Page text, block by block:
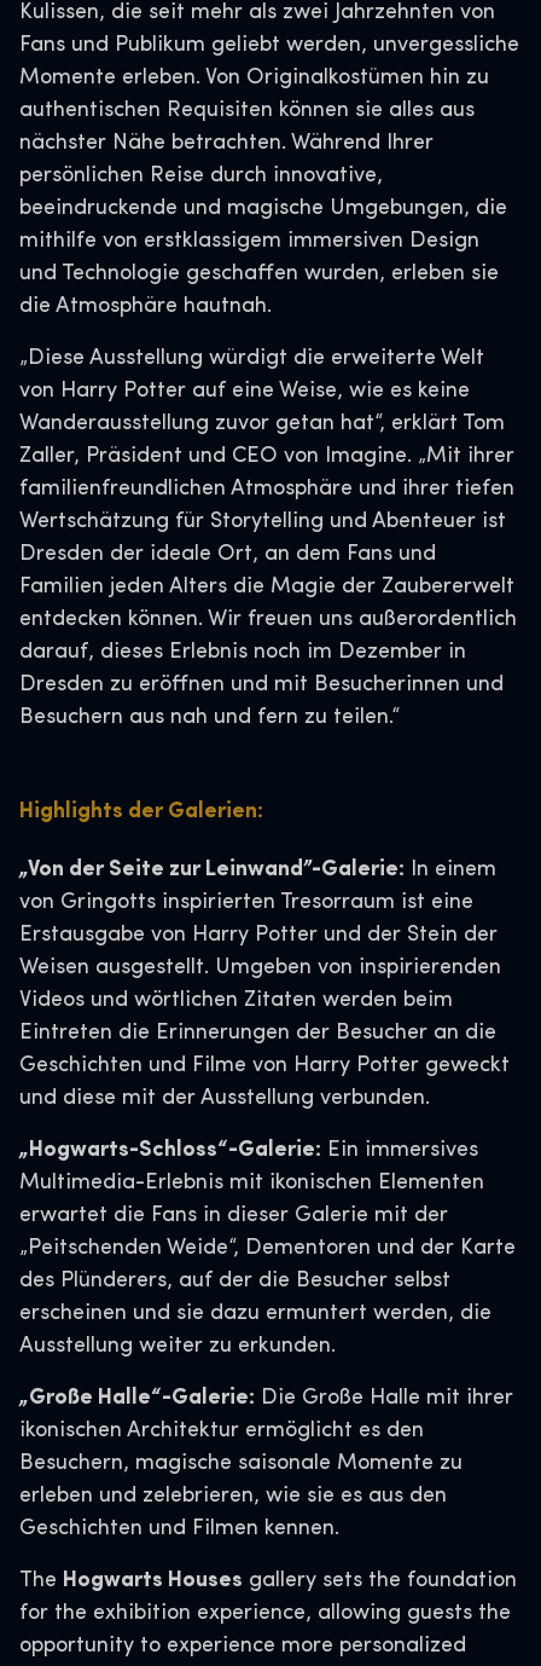
Kulissen, die seit mehr als zwei Jahrzehnten von
Fans und Publikum geliebt werden, unvergessliche
Momente erleben. Von Originalkostümen hin zu
authentischen Requisiten können sie alles aus
nächster Nähe betrachten. Während Ihrer
persönlichen Reise durch innovative,
beeindruckende und magische Umgebungen, die
mithilfe von erstklassigem immersiven Design
und Technologie geschaffen wurden, erleben sie
die Atmosphäre hautnah.
„Diese Ausstellung würdigt die erweiterte Welt
von Harry Potter auf eine Weise, wie es keine
Wanderausstellung zuvor getan hat“, erklärt Tom
Zaller, Präsident und CEO von Imagine. „Mit ihrer
familienfreundlichen Atmosphäre und ihrer tiefen
Wertschätzung für Storytelling und Abenteuer ist
Dresden der ideale Ort, an dem Fans und
Familien jeden Alters die Magie der Zaubererwelt
entdecken können. Wir freuen uns außerordentlich
darauf, dieses Erlebnis noch im Dezember in
Dresden zu eröffnen und mit Besucherinnen und
Besuchern aus nah und fern zu teilen.“
Highlights der Galerien:
„Von der Seite zur Leinwand”-Galerie: In einem
von Gringotts inspirierten Tresorraum ist eine
Erstausgabe von Harry Potter und der Stein der
Weisen ausgestellt. Umgeben von inspirierenden
Videos und wörtlichen Zitaten werden beim
Eintreten die Erinnerungen der Besucher an die
Geschichten und Filme von Harry Potter geweckt
und diese mit der Ausstellung verbunden.
„Hogwarts-Schloss“-Galerie: Ein immersives
Multimedia-Erlebnis mit ikonischen Elementen
erwartet die Fans in dieser Galerie mit der
„Peitschenden Weide“, Dementoren und der Karte
des Plünderers, auf der die Besucher selbst
erscheinen und sie dazu ermuntert werden, die
Ausstellung weiter zu erkunden.
„Große Halle“-Galerie: Die Große Halle mit ihrer
ikonischen Architektur ermöglicht es den
Besuchern, magische saisonale Momente zu
erleben und zelebrieren, wie sie es aus den
Geschichten und Filmen kennen.
The Hogwarts Houses gallery sets the foundation
for the exhibition experience, allowing guests the
opportunity to experience more personalized